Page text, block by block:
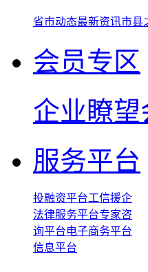
省市动态最新资讯市县
会员专区
企业瞭望
服务平台
投融资平台工信援企
法律服务平台专家咨
询平台电子商务平台
信息平台